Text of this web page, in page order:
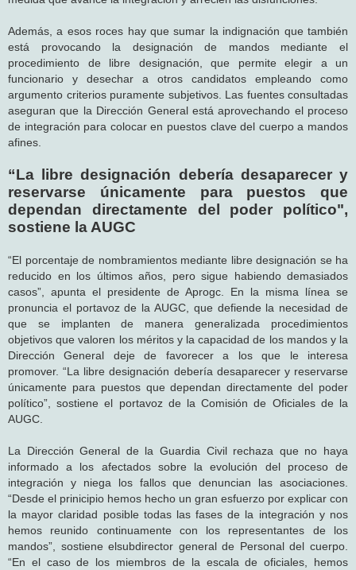
Además, a esos roces hay que sumar la indignación que también
está provocando la designación de mandos mediante el
procedimiento de libre designación, que permite elegir a un
funcionario y desechar a otros candidatos empleando como
argumento criterios puramente subjetivos. Las fuentes consultadas
aseguran que la Dirección General está aprovechando el proceso
de integración para colocar en puestos clave del cuerpo a mandos
afines.
“La libre designación debería desaparecer y
reservarse únicamente para puestos que
dependan directamente del poder político",
sostiene la AUGC
“El porcentaje de nombramientos mediante libre designación se ha
reducido en los últimos años, pero sigue habiendo demasiados
casos”, apunta el presidente de Aprogc. En la misma línea se
pronuncia el portavoz de la AUGC, que defiende la necesidad de
que se implanten de manera generalizada procedimientos
objetivos que valoren los méritos y la capacidad de los mandos y la
Dirección General deje de favorecer a los que le interesa
promover. “La libre designación debería desaparecer y reservarse
únicamente para puestos que dependan directamente del poder
político”, sostiene el portavoz de la Comisión de Oficiales de la
AUGC.
La Dirección General de la Guardia Civil rechaza que no haya
informado a los afectados sobre la evolución del proceso de
integración y niega los fallos que denuncian las asociaciones.
“Desde el prinicipio hemos hecho un gran esfuerzo por explicar con
la mayor claridad posible todas las fases de la integración y nos
hemos reunido continuamente con los representantes de los
mandos”, sostiene elsubdirector general de Personal del cuerpo.
“En el caso de los miembros de la escala de oficiales, hemos